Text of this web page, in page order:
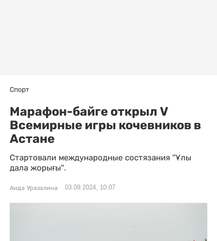
Спорт
Марафон-байге открыл V
Всемирные игры кочевников в
Астане
Стартовали международные состязания "Ұлы
дала жорығы".
Аида Уразалина 03.09.2024, 10:07